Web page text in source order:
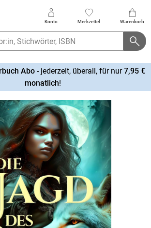
Konto Merkzettel Warenkorb
Abo- jederzeit, überall, für nur7,95 €
monatlich!